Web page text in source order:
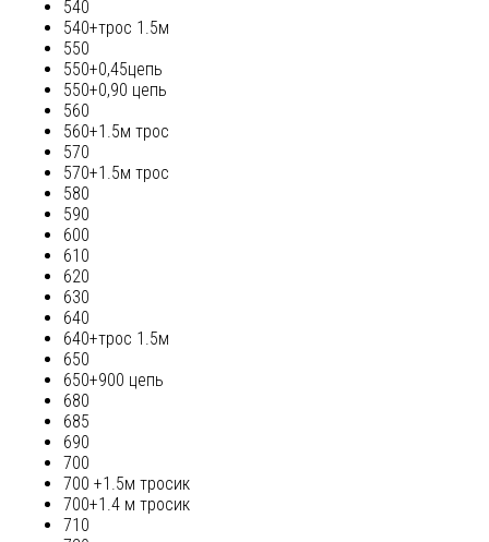
540
540+трос 1.5м
550
550+0,45цепь
550+0,90 цепь
560
560+1.5м трос
570
570+1.5м трос
580
590
600
610
620
630
640
640+трос 1.5м
650
650+900 цепь
680
685
690
700
700 +1.5м тросик
700+1.4 м тросик
710